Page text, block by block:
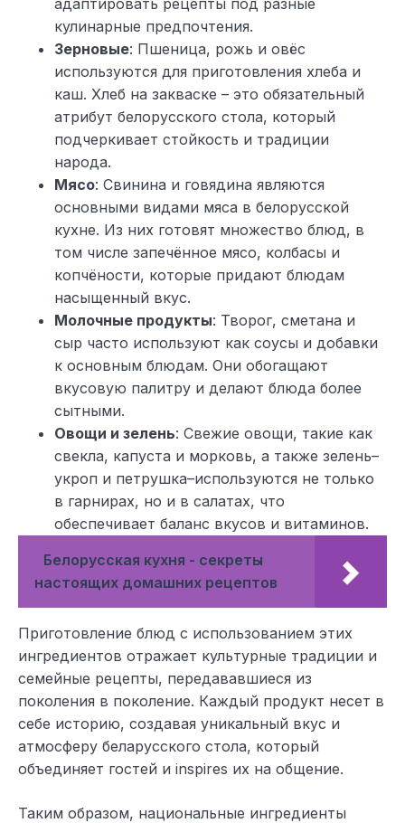
кулинарные предпочтения.
Зерновые: Пшеница, рожь и овёс
используются для приготовления хлеба и
каш. Хлеб на закваске – это обязательный
атрибут белорусского стола, который
подчеркивает стойкость и традиции
народа.
Мясо: Свинина и говядина являются
основными видами мяса в белорусской
кухне. Из них готовят множество блюд, в
том числе запечённое мясо, колбасы и
копчёности, которые придают блюдам
насыщенный вкус.
Молочные продукты: Творог, сметана и
сыр часто используют как соусы и добавки
к основным блюдам. Они обогащают
вкусовую палитру и делают блюда более
сытными.
Овощи и зелень: Свежие овощи, такие как
свекла, капуста и морковь, а также зелень–
укроп и петрушка–используются не только
в гарнирах, но и в салатах, что
обеспечивает баланс вкусов и витаминов.
Белорусская кухня - секреты
настоящих домашних рецептов
Приготовление блюд с использованием этих
ингредиентов отражает культурные традиции и
семейные рецепты, передававшиеся из
поколения в поколение. Каждый продукт несет в
себе историю, создавая уникальный вкус и
атмосферу беларусского стола, который
объединяет гостей и inspires их на общение.
Таким образом, национальные ингредиенты